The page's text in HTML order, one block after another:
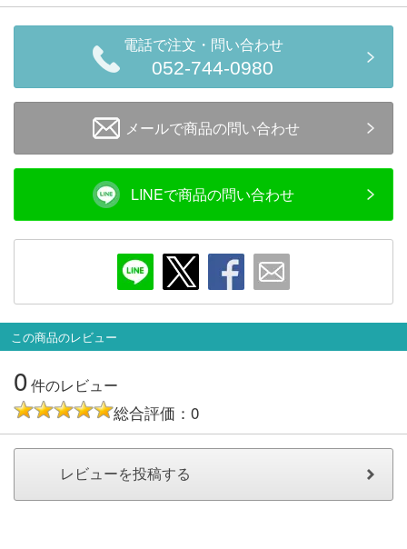
商品レビュー
メルマガ登録 LINEお友達登録
Infomation
お問い合せ
お気に入りリスト
電話で注文・問い合わせ
052-744-0980
メールで商品の問い合わせ
LINEで商品の問い合わせ
この商品のレビュー
0件のレビュー
総合評価：0